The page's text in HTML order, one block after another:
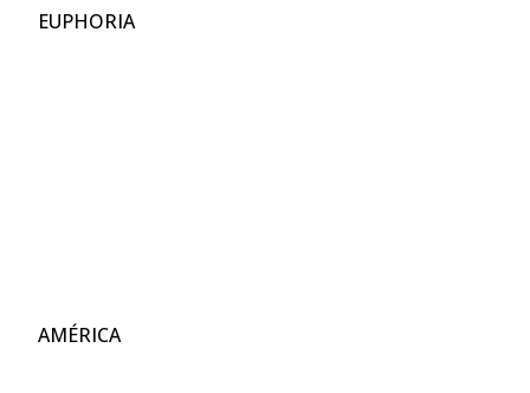
EUPHORIA
AMÉRICA